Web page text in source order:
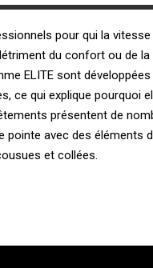
pour qui la vitesse
du confort ou de la
ELITE sont développées
ce qui explique pourquoi
présentent de
pointe avec des éléments
et collées.